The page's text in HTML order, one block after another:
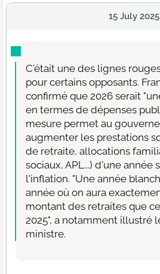
15 July 2025
C'était une des lignes
pour certains opposants.
confirmé que 2026 serait
en termes de dépenses
mesure permet au
augmenter les prestations
de retraite, allocations
sociaux, APL...) d'une année
l'inflation. "Une année
année où on aura
montant des retraites que
2025", a notamment illustré
ministre.